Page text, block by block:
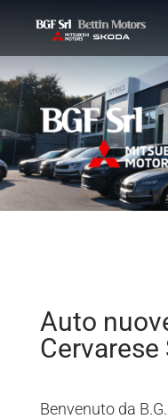
Auto
Cervarese
Benvenuto da